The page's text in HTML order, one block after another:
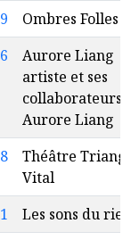
Ombres Folles
Aurore Liang
artiste et ses
collaborateurs
Aurore Liang
Théâtre
Vital
Les sons du rien